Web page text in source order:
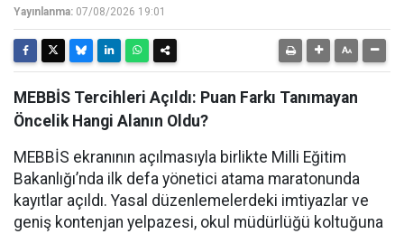
Yayınlanma: 07/08/2026 19:01
MEBBİS Tercihleri Açıldı: Puan Farkı Tanımayan
Öncelik Hangi Alanın Oldu?
MEBBİS ekranının açılmasıyla birlikte Milli Eğitim
Bakanlığı’nda ilk defa yönetici atama maratonunda
kayıtlar açıldı. Yasal düzenlemelerdeki imtiyazlar ve
geniş kontenjan yelpazesi, okul müdürlüğü koltuğuna